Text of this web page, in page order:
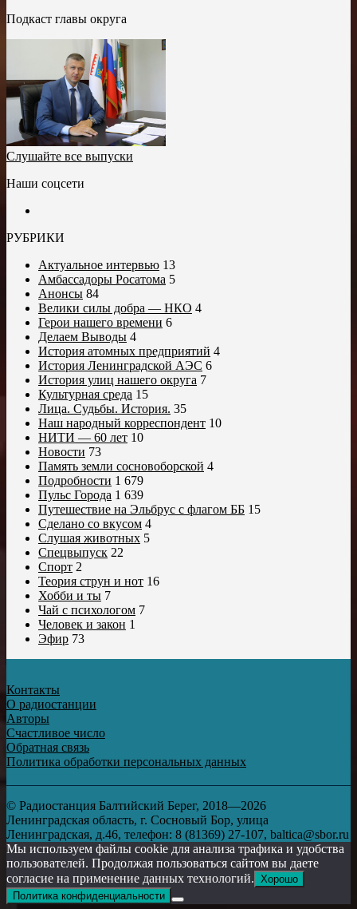
Подкаст главы округа
Слушайте все выпуски
Наши соцсети
РУБРИКИ
Актуальное интервью 13
Амбассадоры Росатома 5
Анонсы 84
Велики силы добра — НКО 4
Герои нашего времени 6
Делаем Выводы 4
История атомных предприятий 4
История Ленинградской АЭС 6
История улиц нашего округа 7
Культурная среда 15
Лица. Судьбы. История. 35
Наш народный корреспондент 10
НИТИ — 60 лет 10
Новости 73
Память земли сосновоборской 4
Подробности 1 679
Пульс Города 1 639
Путешествие на Эльбрус с флагом ББ 15
Сделано со вкусом 4
Слушая животных 5
Спецвыпуск 22
Спорт 2
Теория струн и нот 16
Хобби и ты 7
Чай с психологом 7
Человек и закон 1
Эфир 73
Контакты
О радиостанции
Авторы
Счастливое число
Обратная связь
Политика обработки персональных данных
© Радиостанция Балтийский Берег, 2018—2026
Ленинградская область, г. Сосновый Бор, улица
Ленинградская, д.46, телефон: 8 (81369) 27-107, baltica@sbor.ru
Мы используем файлы cookie для анализа трафика и удобства
пользователей. Продолжая пользоваться сайтом вы даете
согласие на применение данных технологий. Хорошо
Политика конфиденциальности